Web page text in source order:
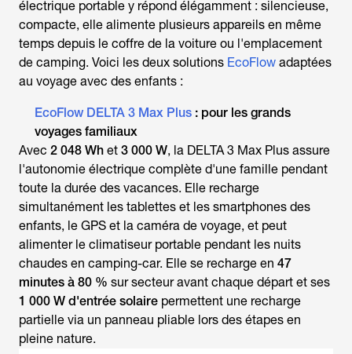
électrique portable y répond élégamment : silencieuse,
compacte, elle alimente plusieurs appareils en même
temps depuis le coffre de la voiture ou l'emplacement
de camping. Voici les deux solutions EcoFlow adaptées
au voyage avec des enfants :
EcoFlow DELTA 3 Max Plus : pour les grands
voyages familiaux
Avec 2 048 Wh et 3 000 W, la DELTA 3 Max Plus assure
l'autonomie électrique complète d'une famille pendant
toute la durée des vacances. Elle recharge
simultanément les tablettes et les smartphones des
enfants, le GPS et la caméra de voyage, et peut
alimenter le climatiseur portable pendant les nuits
chaudes en camping-car. Elle se recharge en 47
minutes à 80 % sur secteur avant chaque départ et ses
1 000 W d'entrée solaire permettent une recharge
partielle via un panneau pliable lors des étapes en
pleine nature.